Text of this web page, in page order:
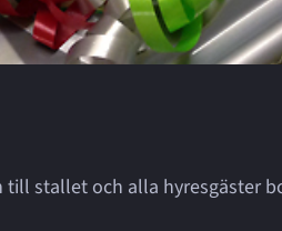
stallet och alla hyresgäster